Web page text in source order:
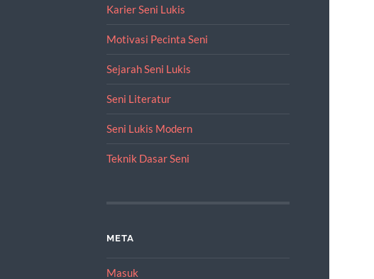
Karier Seni Lukis
Motivasi Pecinta Seni
Sejarah Seni Lukis
Seni Literatur
Seni Lukis Modern
Teknik Dasar Seni
META
Masuk